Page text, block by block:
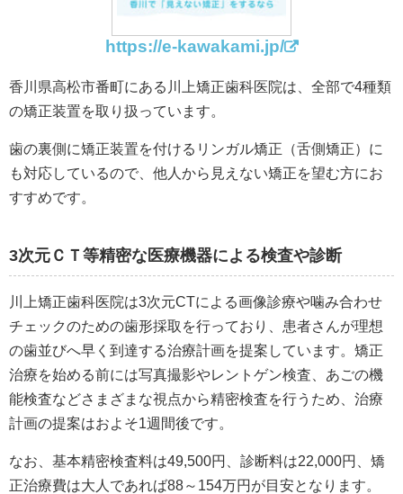
https://e-kawakami.jp/
香川県高松市番町にある川上矯正歯科医院は、全部で4種類
の矯正装置を取り扱っています。
歯の裏側に矯正装置を付けるリンガル矯正（舌側矯正）に
も対応しているので、他人から見えない矯正を望む方にお
すすめです。
3次元ＣＴ等精密な医療機器による検査や診断
川上矯正歯科医院は3次元CTによる画像診療や噛み合わせ
チェックのための歯形採取を行っており、患者さんが理想
の歯並びへ早く到達する治療計画を提案しています。矯正
治療を始める前には写真撮影やレントゲン検査、あごの機
能検査などさまざまな視点から精密検査を行うため、治療
計画の提案はおよそ1週間後です。
なお、基本精密検査料は49,500円、診断料は22,000円、矯
正治療費は大人であれば88～154万円が目安となります。